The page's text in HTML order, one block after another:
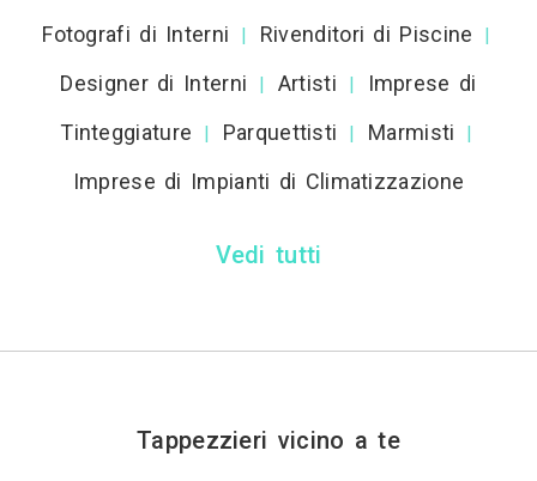
Fotografi di Interni | Rivenditori di Piscine |
Designer di Interni | Artisti |
Imprese di
Tinteggiature
| Parquettisti | Marmisti |
Imprese di Impianti di Climatizzazione
Vedi tutti
Tappezzieri vicino a te